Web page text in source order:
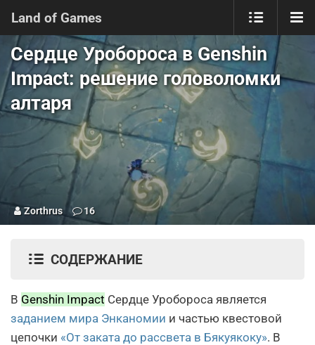
Land of Games
Сердце Уробороса в Genshin
Impact: решение головоломки
алтаря
Zorthrus 16
СОДЕРЖАНИЕ
В Genshin Impact Сердце Уробороса является
заданием мира Энканомии и частью квестовой
цепочки «От заката до рассвета в Бякуякоку». В